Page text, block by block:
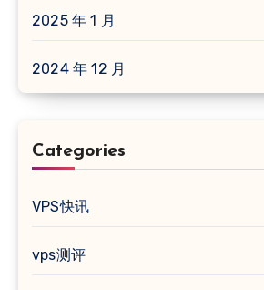
2025 年 1 月
2024 年 12 月
Categories
VPS快讯
vps测评